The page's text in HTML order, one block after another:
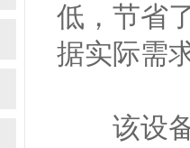
低，节省
据实际需
该设备